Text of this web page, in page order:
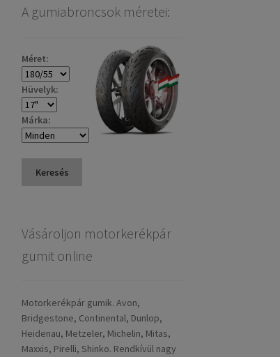
A gumiabroncsok méretei:
Méret:
Hüvelyk:
Márka:
Keresés
Vásároljon motorkerékpár
gumit online
Motorkerékpár gumik. Avon,
Bridgestone, Continental, Dunlop,
Heidenau, Metzeler, Michelin, Mitas,
Maxxis, Pirelli, Shinko. Rendkívül nagy